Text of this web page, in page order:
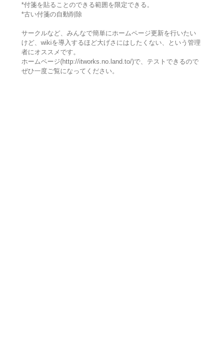
*付箋を貼ることのできる範囲を限定できる。
*古い付箋の自動削除
サークルなど、みんなで簡単にホームページ更新を行いたい
けど、wikiを導入するほど大げさにはしたくない、という管理
者にオススメです。
ホームページ(http://itworks.no.land.to/)で、テストできるので
ぜひ一度ご覧になってください。